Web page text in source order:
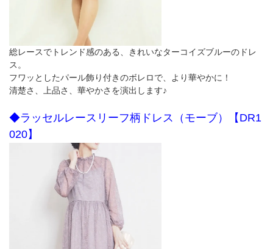
総レースでトレンド感のある、きれいなターコイズブルーのドレ
ス。
フワッとしたパール飾り付きのボレロで、より華やかに！
清楚さ、上品さ、華やかさを演出します♪
◆ラッセルレースリーフ柄ドレス（モーブ）【DR1
020】